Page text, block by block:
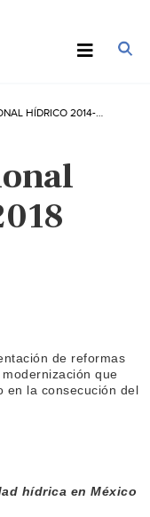
de reformas
que
en la consecución del
hídrica en México